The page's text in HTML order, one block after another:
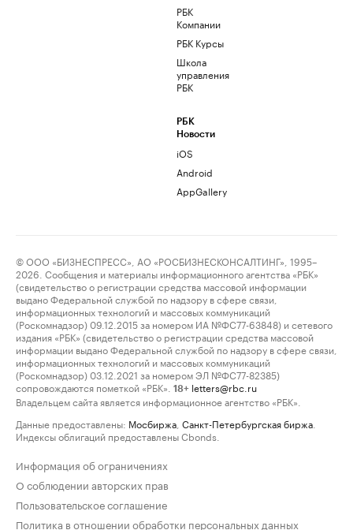
РБК
Компании
РБК Курсы
Школа
управления
РБК
РБК
Новости
iOS
Android
AppGallery
© ООО «БИЗНЕСПРЕСС», АО «РОСБИЗНЕСКОНСАЛТИНГ», 1995–
2026. Сообщения и материалы информационного агентства «РБК»
(свидетельство о регистрации средства массовой информации
выдано Федеральной службой по надзору в сфере связи,
информационных технологий и массовых коммуникаций
(Роскомнадзор) 09.12.2015 за номером ИА №ФС77-63848) и сетевого
издания «РБК» (свидетельство о регистрации средства массовой
информации выдано Федеральной службой по надзору в сфере связи,
информационных технологий и массовых коммуникаций
(Роскомнадзор) 03.12.2021 за номером ЭЛ №ФС77-82385)
сопровождаются пометкой «РБК».
18+ letters@rbc.ru
Владельцем сайта является информационное агентство «РБК».
Данные предоставлены: Мосбиржа Санкт-Петербургская биржа
Индексы облигаций предоставлены Cbonds.
Информация об ограничениях
О соблюдении авторских прав
Пользовательское соглашение
Политика в отношении обработки персональных данных